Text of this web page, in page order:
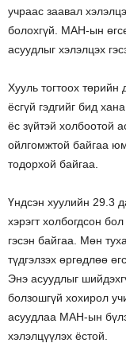
учраас заавал
болохгүй. МАН-ын
асуудлыг хэлэлцэх
Хууль тогтоох
ёсгүй гэдгийг бид
ёс зүйтэй холбоотой
ойлгомжтой байгаа
тодорхой байгаа.
Үндсэн хуулийн 29.3
хэрэгт холбогдсон
гэсэн байгаа. Мөн
түдгэлзэх өргөдлөө
Энэ асуудлыг
болзошгүй хохирол
асуудлаа МАН-ын
хэлэлцүүлэх ёстой.